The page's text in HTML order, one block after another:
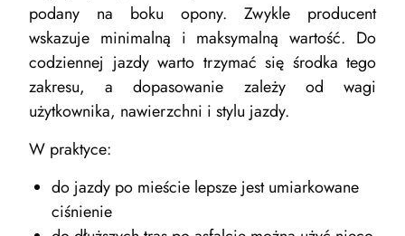
podany na boku opony. Zwykle producent
wskazuje minimalną i maksymalną wartość. Do
codziennej jazdy warto trzymać się środka tego
zakresu, a dopasowanie zależy od wagi
użytkownika, nawierzchni i stylu jazdy.
W praktyce:
do jazdy po mieście lepsze jest umiarkowane
ciśnienie